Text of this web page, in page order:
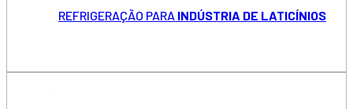
REFRIGERAÇÃO PARA INDÚSTRIA DE LATICÍNIOS